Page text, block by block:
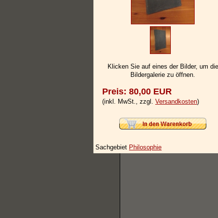
Klicken Sie auf eines der Bilder, um die
Bildergalerie zu öffnen.
Preis: 80,00 EUR
(inkl. MwSt., zzgl. Versandkosten)
Sachgebiet Philosophie